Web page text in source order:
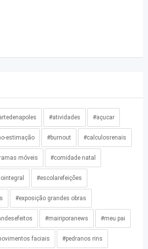
#atividades #açucar
estimação #burnout #calculosrenais
móveis #comidade natal
#escolarefeições
#exposição grandes obras
#mairiporanews #meu pai
faciais #pedranos rins